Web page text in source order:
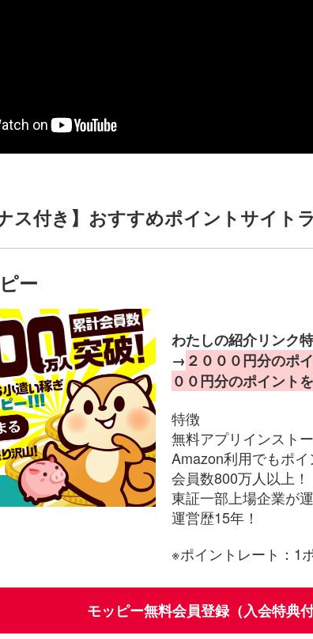
ス付き】おすすめポイントサイト
ー
わたしの紹介リンク
→ ２０００円分のポ
００円分のポイントを
特徴
無料アプリインスト
Amazon利用でもポイ
会員数800万人以上！
東証一部上場企業が運
運営歴15年！
※ポイントレート：1
モッピー無料会員登録（入会特典付